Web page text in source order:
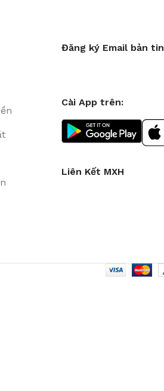
Đăng ký Email bản tin
Cài App trên:
Liên Kết MXH